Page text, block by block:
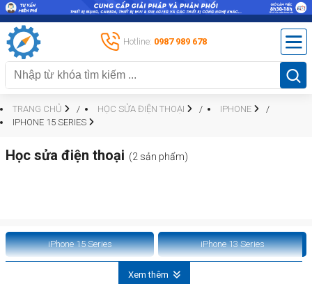
Hotline: 0987 989 678
TRANG CHỦ HỌC SỬA ĐIỆN THOẠI
IPHONE
IPHONE 15 SERIES
Học sửa điện thoại (2 sản phẩm)
iPhone 15 Series iPhone 13 Series
Xem thêm